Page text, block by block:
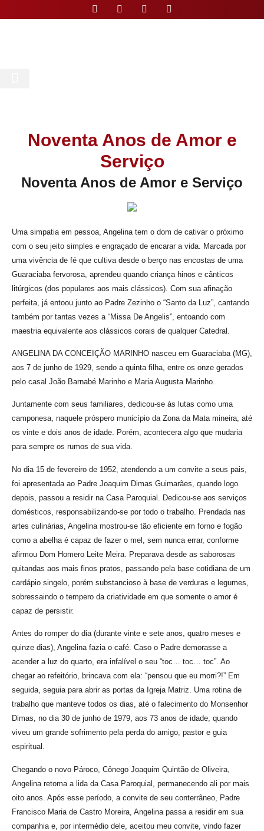
Noventa Anos de Amor e
Serviço
Noventa Anos de Amor e Serviço
Uma simpatia em pessoa, Angelina tem o dom de cativar o próximo
com o seu jeito simples e engraçado de encarar a vida. Marcada por
uma vivência de fé que cultiva desde o berço nas encostas de uma
Guaraciaba fervorosa, aprendeu quando criança hinos e cânticos
litúrgicos (dos populares aos mais clássicos). Com sua afinação
perfeita, já entoou junto ao Padre Zezinho o “Santo da Luz”, cantando
também por tantas vezes a “Missa De Angelis”, entoando com
maestria equivalente aos clássicos corais de qualquer Catedral.
ANGELINA DA CONCEIÇÃO MARINHO nasceu em Guaraciaba (MG),
aos 7 de junho de 1929, sendo a quinta filha, entre os onze gerados
pelo casal João Barnabé Marinho e Maria Augusta Marinho.
Juntamente com seus familiares, dedicou-se às lutas como uma
camponesa, naquele próspero município da Zona da Mata mineira, até
os vinte e dois anos de idade. Porém, acontecera algo que mudaria
para sempre os rumos de sua vida.
No dia 15 de fevereiro de 1952, atendendo a um convite a seus pais,
foi apresentada ao Padre Joaquim Dimas Guimarães, quando logo
depois, passou a residir na Casa Paroquial. Dedicou-se aos serviços
domésticos, responsabilizando-se por todo o trabalho. Prendada nas
artes culinárias, Angelina mostrou-se tão eficiente em forno e fogão
como a abelha é capaz de fazer o mel, sem nunca errar, conforme
afirmou Dom Homero Leite Meira. Preparava desde as saborosas
quitandas aos mais finos pratos, passando pela base cotidiana de um
cardápio singelo, porém substancioso à base de verduras e legumes,
sobressaindo o tempero da criatividade em que somente o amor é
capaz de persistir.
Antes do romper do dia (durante vinte e sete anos, quatro meses e
quinze dias), Angelina fazia o café. Caso o Padre demorasse a
acender a luz do quarto, era infalível o seu “toc… toc… toc”. Ao
chegar ao refeitório, brincava com ela: “pensou que eu morri?!” Em
seguida, seguia para abrir as portas da Igreja Matriz. Uma rotina de
trabalho que manteve todos os dias, até o falecimento do Monsenhor
Dimas, no dia 30 de junho de 1979, aos 73 anos de idade, quando
viveu um grande sofrimento pela perda do amigo, pastor e guia
espiritual.
Chegando o novo Pároco, Cônego Joaquim Quintão de Oliveira,
Angelina retoma a lida da Casa Paroquial, permanecendo ali por mais
oito anos. Após esse período, a convite de seu conterrâneo, Padre
Francisco Maria de Castro Moreira, Angelina passa a residir em sua
companhia e, por intermédio dele, aceitou meu convite, vindo fazer